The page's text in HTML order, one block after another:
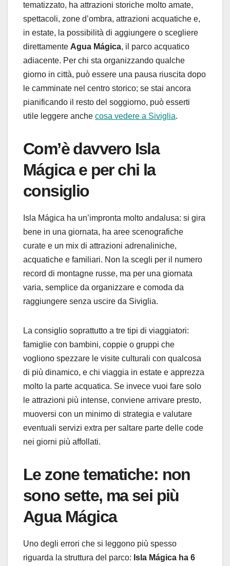
tematizzato, ha attrazioni storiche molto amate,
spettacoli, zone d’ombra, attrazioni acquatiche e,
in estate, la possibilità di aggiungere o scegliere
direttamente Agua Mágica, il parco acquatico
adiacente. Per chi sta organizzando qualche
giorno in città, può essere una pausa riuscita dopo
le camminate nel centro storico; se stai ancora
pianificando il resto del soggiorno, può esserti
utile leggere anche cosa vedere a Siviglia.
Com’è davvero Isla
Mágica e per chi la
consiglio
Isla Mágica ha un’impronta molto andalusa: si gira
bene in una giornata, ha aree scenografiche
curate e un mix di attrazioni adrenaliniche,
acquatiche e familiari. Non la scegli per il numero
record di montagne russe, ma per una giornata
varia, semplice da organizzare e comoda da
raggiungere senza uscire da Siviglia.
La consiglio soprattutto a tre tipi di viaggiatori:
famiglie con bambini, coppie o gruppi che
vogliono spezzare le visite culturali con qualcosa
di più dinamico, e chi viaggia in estate e apprezza
molto la parte acquatica. Se invece vuoi fare solo
le attrazioni più intense, conviene arrivare presto,
muoversi con un minimo di strategia e valutare
eventuali servizi extra per saltare parte delle code
nei giorni più affollati.
Le zone tematiche: non
sono sette, masei più
Agua Mágica
Uno degli errori che si leggono più spesso
riguarda la struttura del parco: Isla Mágica ha 6